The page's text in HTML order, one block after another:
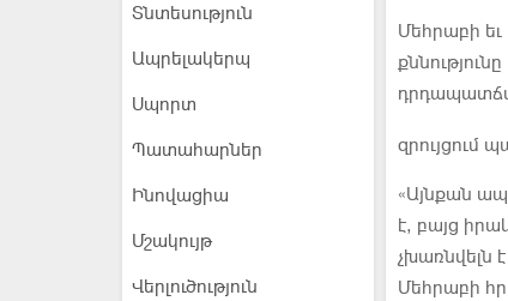
Տնտեսություն
Ապրելակերպ
Սպորտ
Պատահարներ
Ինովացիա
Մշակույթ
Վերլուծություն
Մեհրաբի
զրույցում
«Այնքան
է, բայց
չխառնվելն
Մեհրաբի